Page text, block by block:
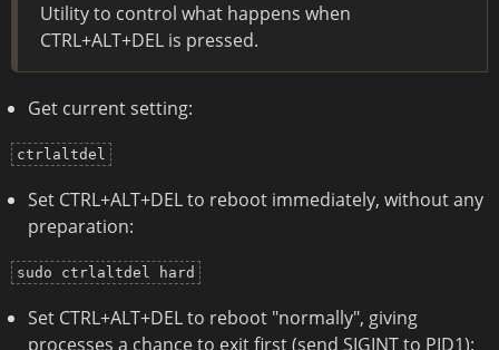
Utility to control what happens when
CTRL+ALT+DEL is pressed.
Get current setting:
ctrlaltdel
Set CTRL+ALT+DEL to reboot immediately, without any
preparation:
sudo ctrlaltdel hard
Set CTRL+ALT+DEL to reboot "normally", giving
processes a chance to exit first (send SIGINT to PID1):